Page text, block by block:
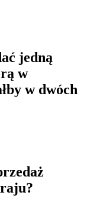
jedną
w
w dwóch